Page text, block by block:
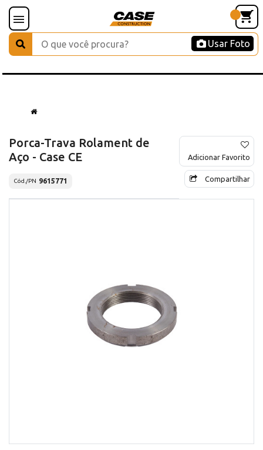
Usar Foto
Porca-Trava Rolament de
Aço - Case CE
Cód./PN 9615771
Adicionar Favorito
Compartilhar